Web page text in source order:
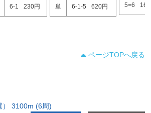
6-1 230円 単 6-1-5 620円
5=6
ページTOPへ戻る
） 3100m (6周)